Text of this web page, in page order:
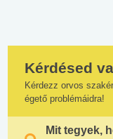
Kérdésed
Kérdezz orvos
égető problémáidra!
Mit tegyek,